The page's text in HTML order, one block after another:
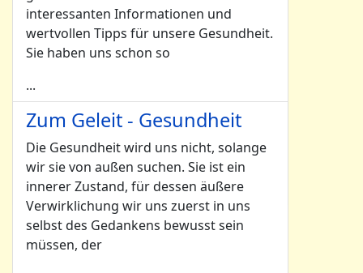
interessanten Informationen und
wertvollen Tipps für unsere Gesundheit.
Sie haben uns schon so
...
Zum Geleit - Gesundheit
Die Gesundheit wird uns nicht, solange
wir sie von außen suchen. Sie ist ein
innerer Zustand, für dessen äußere
Verwirklichung wir uns zuerst in uns
selbst des Gedankens bewusst sein
müssen, der